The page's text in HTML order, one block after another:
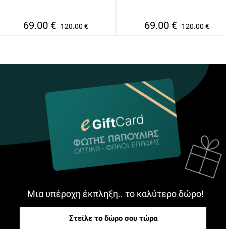
69.00 € 120.00€ 69.00 € 120.00€
Μια υπέροχη έκπληξη.. το καλύτερο δώρο!
Στείλε το δώρο σου τώρα